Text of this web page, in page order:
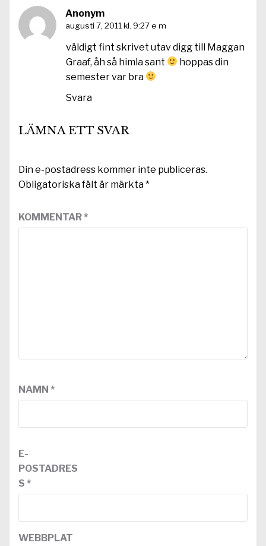
Anonym
augusti 7, 2011 kl. 9:27 e m
väldigt fint skrivet utav digg till Maggan
Graaf, åh så himla sant
hoppas din
semester var bra
Svara
LÄMNA ETT SVAR
Din e-postadress kommer inte publiceras.
Obligatoriska fält är märkta*
KOMMENTAR*
NAMN *
E-
POSTADRES
S *
WEBBPLAT